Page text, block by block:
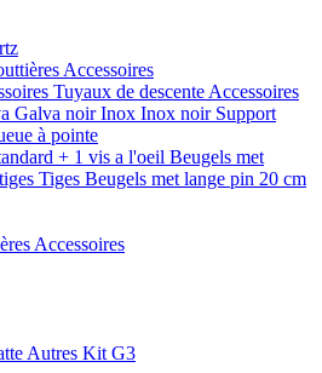
Accessoires
Tuyaux de descente Accessoires
Galva noirInox Inox noir Support
à pointe
+ 1 vis a l'oeil Beugels met
Tiges Beugels met lange pin 20 cm
Accessoires
Autres Kit G3